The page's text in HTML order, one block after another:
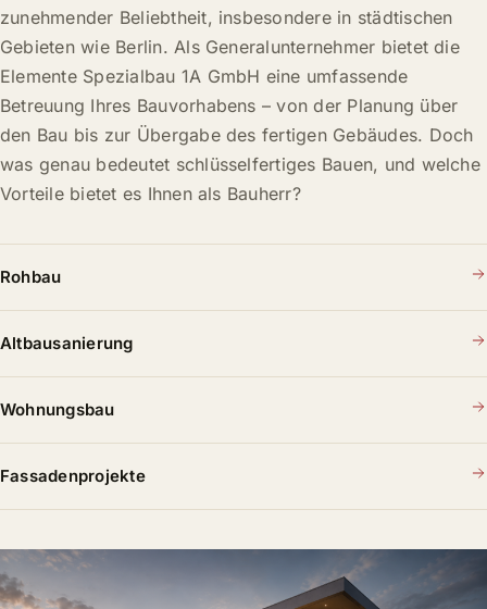
zunehmender Beliebtheit, insbesondere in städtischen
Gebieten wie Berlin. Als Generalunternehmer bietet die
Elemente Spezialbau 1A GmbH eine umfassende
Betreuung Ihres Bauvorhabens – von der Planung über
den Bau bis zur Übergabe des fertigen Gebäudes. Doch
was genau bedeutet schlüsselfertiges Bauen, und welche
Vorteile bietet es Ihnen als Bauherr?
Rohbau
Altbausanierung
Wohnungsbau
Fassadenprojekte